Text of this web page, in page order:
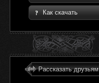
Как скачать
Рассказать друзьям